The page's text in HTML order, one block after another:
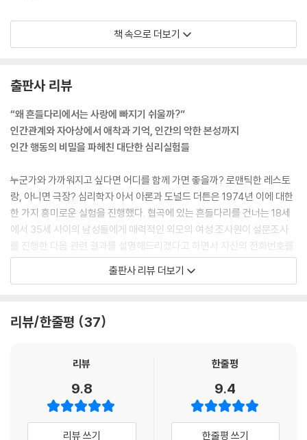
그러자 재소자들의 결속을 와해시키고 폭동 위험을 사전에 예방하기 위해
교도관 한 명이 고도의 심리전을 구사하는데, 그것은 다른 수감자들에게
들도 함부로 하지 못하던 수감자 사지가 돌연 이 지시에 불복하고 나선 것
이었다. 사지는 “욕설을 입에 담는 것은 자신의 원칙에 위배되므로 따르지
않겠다”고 재소자에게 허락된 최소한의 존엄성을 담아 말했고 그 대가로
매트리스를 빼앗기는 징벌을 받았다.
네 번의 실험에서 사람들은 목격자가 자기 혼자라고 생각할 때일수록 도움
을 주기 위해 나서는 경향을 보이는 것으로 나타났다. 타인이 함께 있으면
책임감이 분산되며 특히 그 타인들이 자신이 알지 못하는 사람일 때, 주저
하는 모습을 보일 때, 또는 아예 아무런 행동을 보이지 않을 때 그가 체감하
는 책임감은 더 약해진다. 이것은 역설적으로 목격자가 적으면 적을수록
피해자가 도움을 받을 가능성이 높아진다는 것을 뜻한다.
--- p.170
그는 발표된 논문에서 두 가지 결과가 특히 더 의외였다고 밝혔다. 첫째는
고 어렸을 때부터 반복해서 교육을 받았을 것이다. 그런데 이 실험에서 권
위자에게 복종을 하지 않는다고 해서 특별히 경제적 손해를 입는다든가 벌
칙을 감수해야 하지 않았는데도 그들 대부분은 권위를 쥐고 있다고 여겨지
는 인물의 명령을 따르기로 결정했던 것이다.
책 속으로 더보기
출판사 리뷰
“왜 흔들다리에서는 사랑에 빠지기 쉬울까?”
인간관계와 자아상에서 애착과 기억, 인간의 악한 본성까지
인간 행동의 비밀을 파헤친 대단한 심리실험들
누군가와 가까워지고 싶다면 어디를 함께 가면 좋을까? 로맨틱한 레스토
랑, 아니면 극장? 심리학자 아서 아론과 도널드 더튼은 1974년 이에 대한
한 가지 흥미로운 실험을 진행했다. 협곡에 있는 흔들다리를 건너는 18세
에서 35세 사이의 남성들에게 매력적인 외모의 여성 조사원이 설문조사
를 진행한 다음 관련 결과를 설명해드리겠다고 하면서 자신의 전화번호를
종이에 적어서 주게 했다. 조사원에게 전화번호를 받은 남성 중 약 50퍼센
트가 실제로 그날 저녁 연락을 해왔다. 반면 똑같은 실험을 높이가 낮은 편
은 스트레스 반응을 남성들은 매력적인 여성 때문에 심장이 두근거린 것으
고 할 때 어떤 방법이 효과적인지에 대해 알려준다. 함께 롤러코스터를 타
거나 공포영화를 보는 것이 호감도를 높이는 좋은 방법일 수 있다.
출판사 리뷰 더보기
리뷰/한줄평 37
리뷰
9.8
리뷰 쓰기
한줄평
9.4
한줄평 쓰기